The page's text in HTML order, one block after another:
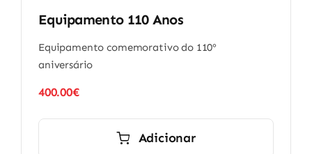
Equipamento 110 Anos
Equipamento comemorativo do 110º
aniversário
400.00€
Adicionar